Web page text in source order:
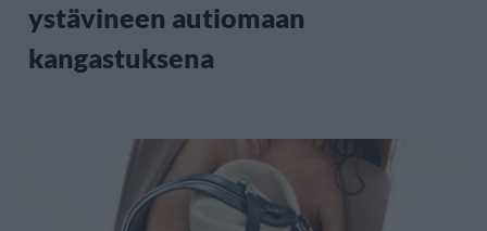
ystävineen autiomaan
kangastuksena